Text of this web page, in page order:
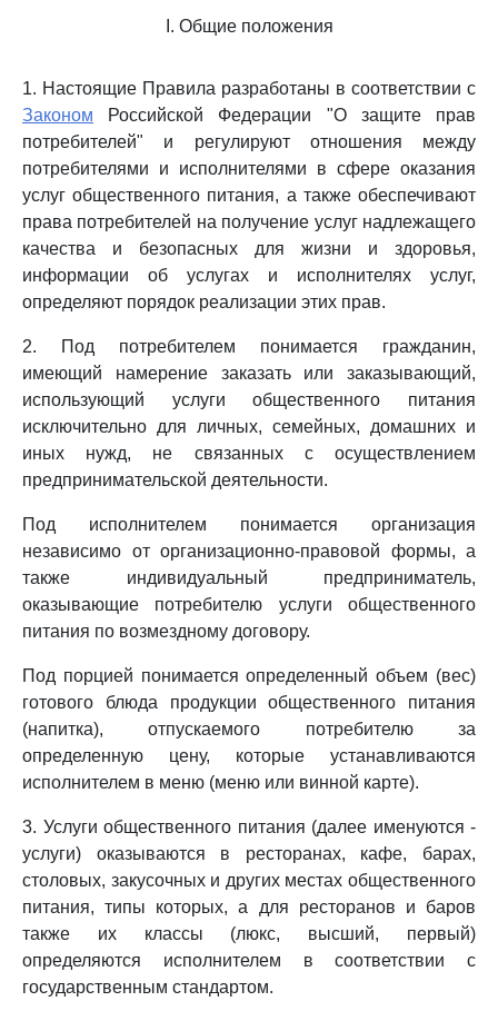
I. Общие положения
1. Настоящие Правила разработаны в соответствии с
Законом Российской Федерации "О защите прав
потребителей" и регулируют отношения между
потребителями и исполнителями в сфере оказания
услуг общественного питания, а также обеспечивают
права потребителей на получение услуг надлежащего
качества и безопасных для жизни и здоровья,
информации об услугах и исполнителях услуг,
определяют порядок реализации этих прав.
2. Под потребителем понимается гражданин,
имеющий намерение заказать или заказывающий,
использующий услуги общественного питания
исключительно для личных, семейных, домашних и
иных нужд, не связанных с осуществлением
предпринимательской деятельности.
Под исполнителем понимается организация
независимо от организационно-правовой формы, а
также индивидуальный предприниматель,
оказывающие потребителю услуги общественного
питания по возмездному договору.
Под порцией понимается определенный объем (вес)
готового блюда продукции общественного питания
(напитка), отпускаемого потребителю за
определенную цену, которые устанавливаются
исполнителем в меню (меню или винной карте).
3. Услуги общественного питания (далее именуются -
услуги) оказываются в ресторанах, кафе, барах,
столовых, закусочных и других местах общественного
питания, типы которых, а для ресторанов и баров
также их классы (люкс, высший, первый)
определяются исполнителем в соответствии с
государственным стандартом.